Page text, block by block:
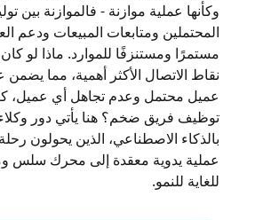
وكأنها عملية موازنة - فالموازنة بين
المحتملين ومتابعات المبيعات ودعم
مستمرًا ومستنزفًا للموارد. ماذا لو كان
نقاط الاتصال الأكثر أهمية، مما
عميل محتمل وعدم تجاهل أي عميل،
توظيف فريق ضخم؟ هنا يأتي دور وكلاء
بالذكاء الاصطناعي، الذين يحولون
عملية يدوية معقدة إلى محرك سلس
للغاية للنمو.